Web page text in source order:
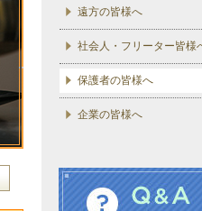
遠方の皆様へ
社会人・フリーター皆様
保護者の皆様へ
企業の皆様へ